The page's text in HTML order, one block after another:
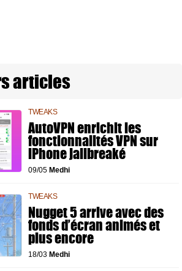
articles
TWEAKS
AutoVPN enrichit les
fonctionnalités VPN sur
iPhone jailbreaké
09/05 Medhi
TWEAKS
Nugget 5 arrive avec des
fonds d’écran animés et
plus encore
18/03 Medhi